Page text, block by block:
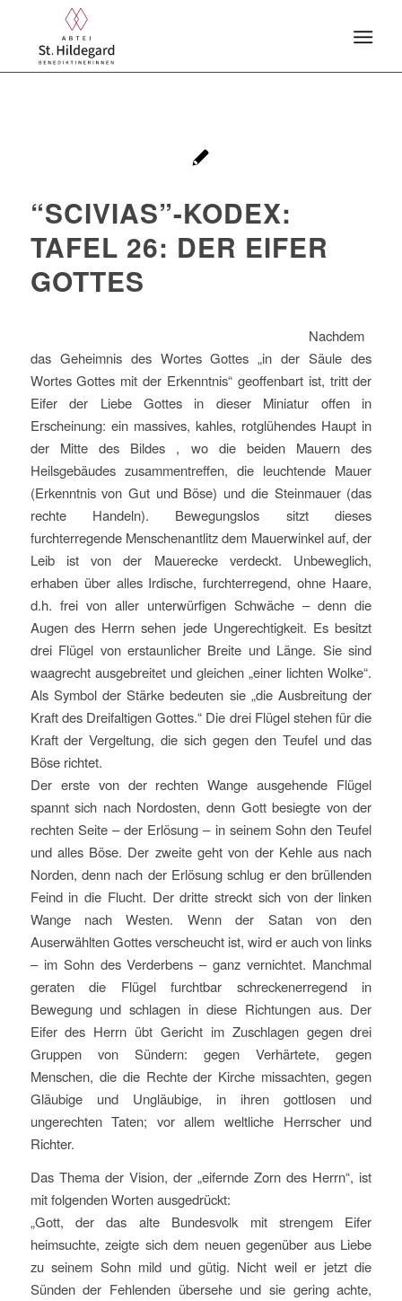
“SCIVIAS”-KODEX:
TAFEL 26: DER EIFER
GOTTES
Nachdem
das Geheimnis des Wortes Gottes „in der Säule des
Wortes Gottes mit der Erkenntnis“ geoffenbart ist, tritt der
Eifer der Liebe Gottes in dieser Miniatur offen in
Erscheinung: ein massives, kahles, rotglühendes Haupt in
der Mitte des Bildes , wo die beiden Mauern des
Heilsgebäudes zusammentreffen, die leuchtende Mauer
(Erkenntnis von Gut und Böse) und die Steinmauer (das
rechte Handeln). Bewegungslos sitzt dieses
furchterregende Menschenantlitz dem Mauerwinkel auf, der
Leib ist von der Mauerecke verdeckt. Unbeweglich,
erhaben über alles Irdische, furchterregend, ohne Haare,
d.h. frei von aller unterwürfigen Schwäche – denn die
Augen des Herrn sehen jede Ungerechtigkeit. Es besitzt
drei Flügel von erstaunlicher Breite und Länge. Sie sind
waagrecht ausgebreitet und gleichen „einer lichten Wolke“.
Als Symbol der Stärke bedeuten sie „die Ausbreitung der
Kraft des Dreifaltigen Gottes.“ Die drei Flügel stehen für die
Kraft der Vergeltung, die sich gegen den Teufel und das
Böse richtet.
Der erste von der rechten Wange ausgehende Flügel
spannt sich nach Nordosten, denn Gott besiegte von der
rechten Seite – der Erlösung – in seinem Sohn den Teufel
und alles Böse. Der zweite geht von der Kehle aus nach
Norden, denn nach der Erlösung schlug er den brüllenden
Feind in die Flucht. Der dritte streckt sich von der linken
Wange nach Westen. Wenn der Satan von den
Auserwählten Gottes verscheucht ist, wird er auch von links
– im Sohn des Verderbens – ganz vernichtet. Manchmal
geraten die Flügel furchtbar schreckenerregend in
Bewegung und schlagen in diese Richtungen aus. Der
Eifer des Herrn übt Gericht im Zuschlagen gegen drei
Gruppen von Sündern: gegen Verhärtete, gegen
Menschen, die die Rechte der Kirche missachten, gegen
Gläubige und Ungläubige, in ihren gottlosen und
ungerechten Taten; vor allem weltliche Herrscher und
Richter.
Das Thema der Vision, der „eifernde Zorn des Herrn“, ist
mit folgenden Worten ausgedrückt:
„Gott, der das alte Bundesvolk mit strengem Eifer
heimsuchte, zeigte sich dem neuen gegenüber aus Liebe
zu seinem Sohn mild und gütig. Nicht weil er jetzt die
Sünden der Fehlenden übersehe und sie gering achte,